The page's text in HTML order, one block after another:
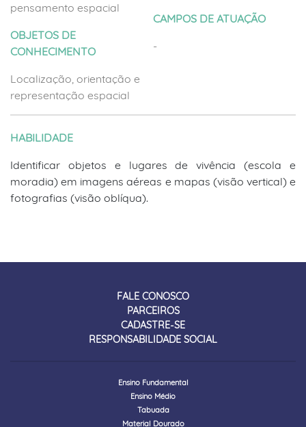
pensamento espacial
OBJETOS DE
CONHECIMENTO
Localização, orientação e
representação espacial
CAMPOS DE ATUAÇÃO
-
HABILIDADE
Identificar objetos e lugares de vivência (escola e
moradia) em imagens aéreas e mapas (visão vertical) e
fotografias (visão oblíqua).
FALE CONOSCO
PARCEIROS
CADASTRE-SE
RESPONSABILIDADE SOCIAL
Ensino Fundamental
Ensino Médio
Tabuada
Material Dourado